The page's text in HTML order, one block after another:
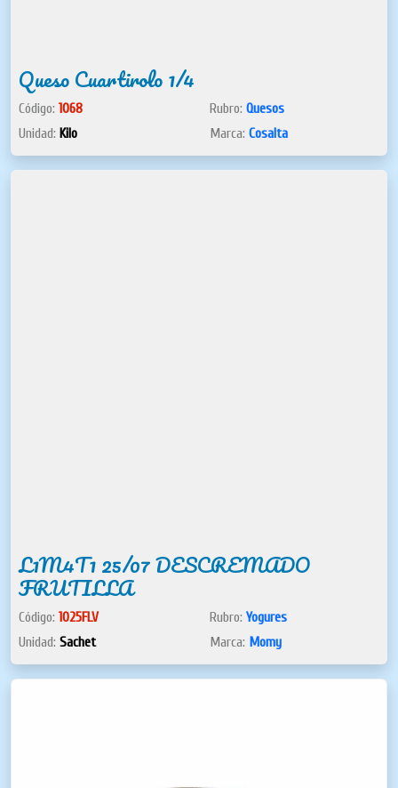
Queso Cuartirolo 1/4
Código: 1068
Unidad: Kilo
Rubro: Quesos
Marca: Cosalta
L1M4T1 25/07 DESCREMADO
FRUTILLA
Código: 1025FLV
Unidad: Sachet
Rubro: Yogures
Marca: Momy